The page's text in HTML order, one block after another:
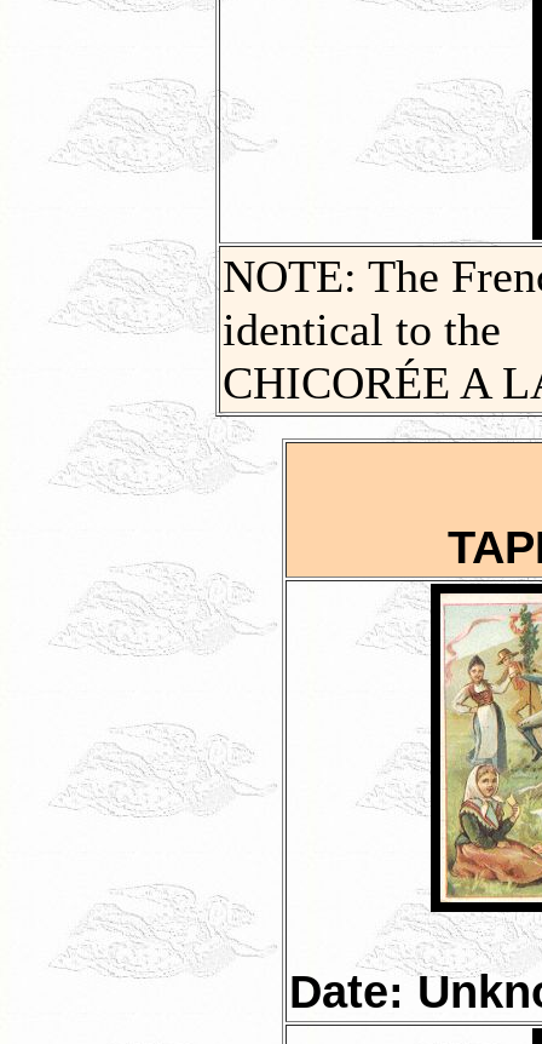
NOTE: The
identical to the
CHICORÉE A
Date: